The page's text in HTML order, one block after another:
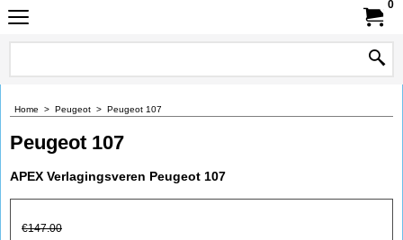
0
Home > Peugeot > Peugeot 107
Peugeot 107
APEX Verlagingsveren Peugeot 107
€147.00